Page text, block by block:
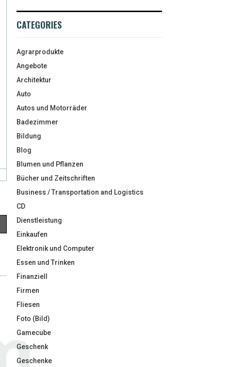
CATEGORIES
Agrarprodukte
Angebote
Architektur
Auto
Autos und Motorräder
Badezimmer
Bildung
Blog
Blumen und Pflanzen
Bücher und Zeitschriften
Business / Transportation and Logistics
CD
Dienstleistung
Einkaufen
Elektronik und Computer
Essen und Trinken
Finanziell
Firmen
Fliesen
Foto (Bild)
Gamecube
Geschenk
Geschenke